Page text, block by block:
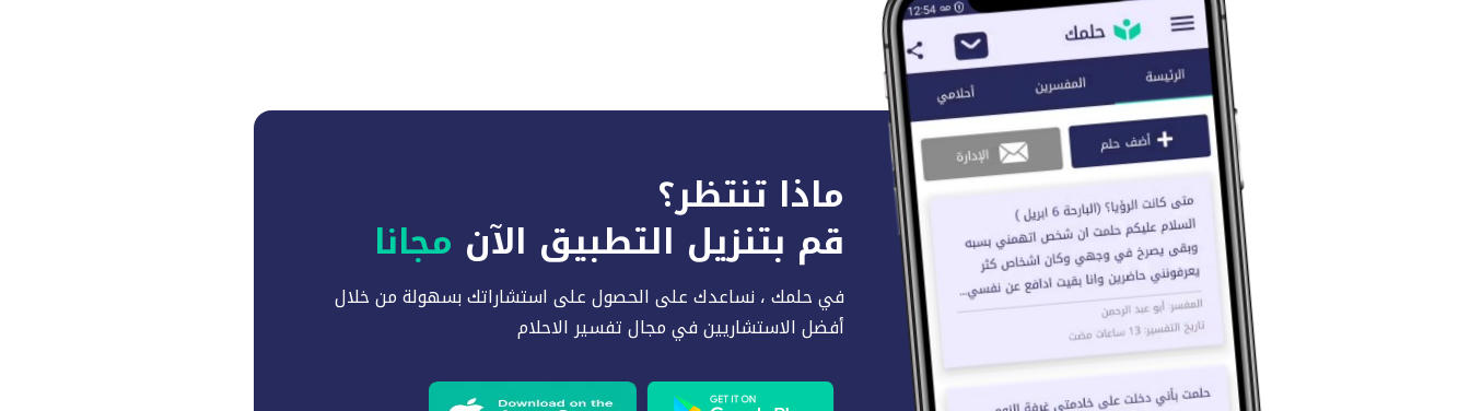
ماذا تنتظر؟
قم بتنزيل التطبيق الآن مجانا
في حلمك ، نساعدك على الحصول على استشاراتك بسهولة من خلال
أفضل الاستشاريين في مجال تفسير الاحلام